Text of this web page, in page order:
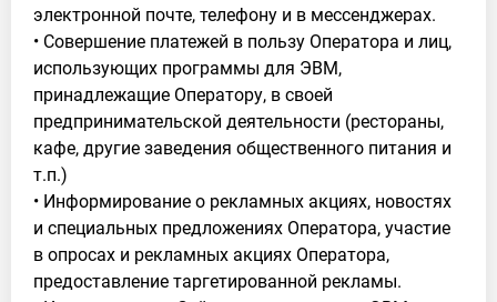
электронной почте, телефону и в мессенджерах.
• Совершение платежей в пользу Оператора и лиц,
использующих программы для ЭВМ,
принадлежащие Оператору, в своей
предпринимательской деятельности (рестораны,
кафе, другие заведения общественного питания и
т.п.)
• Информирование о рекламных акциях, новостях
и специальных предложениях Оператора, участие
в опросах и рекламных акциях Оператора,
предоставление таргетированной рекламы.